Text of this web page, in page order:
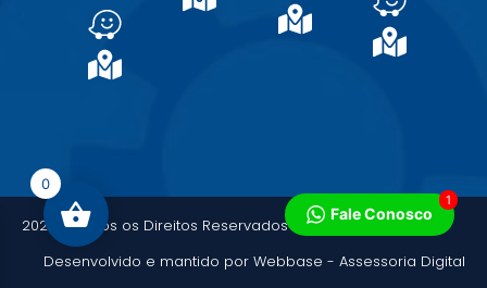
2025 - Todos os Direitos Reservados - MAQCENTER
Desenvolvido e mantido por Webbase - Assessoria Digital
Fale Conosco
1
0